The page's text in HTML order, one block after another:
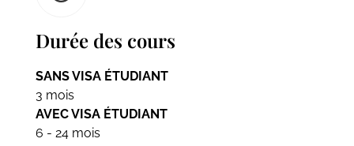
Durée des cours
SANS VISA ÉTUDIANT
3 mois
AVEC VISA ÉTUDIANT
6 - 24 mois